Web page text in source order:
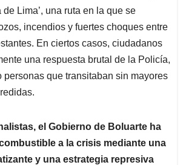
de Lima’, una ruta en la que se
incendios y fuertes choques entre
En ciertos casos, ciudadanos
una respuesta brutal de la Policía,
personas que transitaban sin mayores
el Gobierno de Boluarte ha
a la crisis mediante una
y una estrategia represiva